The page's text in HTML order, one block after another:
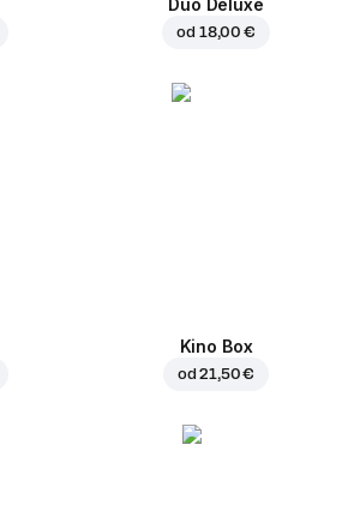
Duo Deluxe
od 18,00 €
Kino Box
od21,50 €